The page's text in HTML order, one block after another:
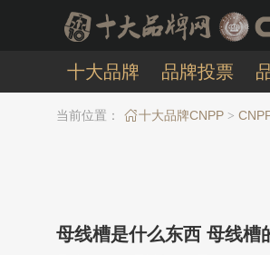
十大品牌 品牌投票
当前位置： 十大品牌CNPP >
母线槽是什么东西 母线槽